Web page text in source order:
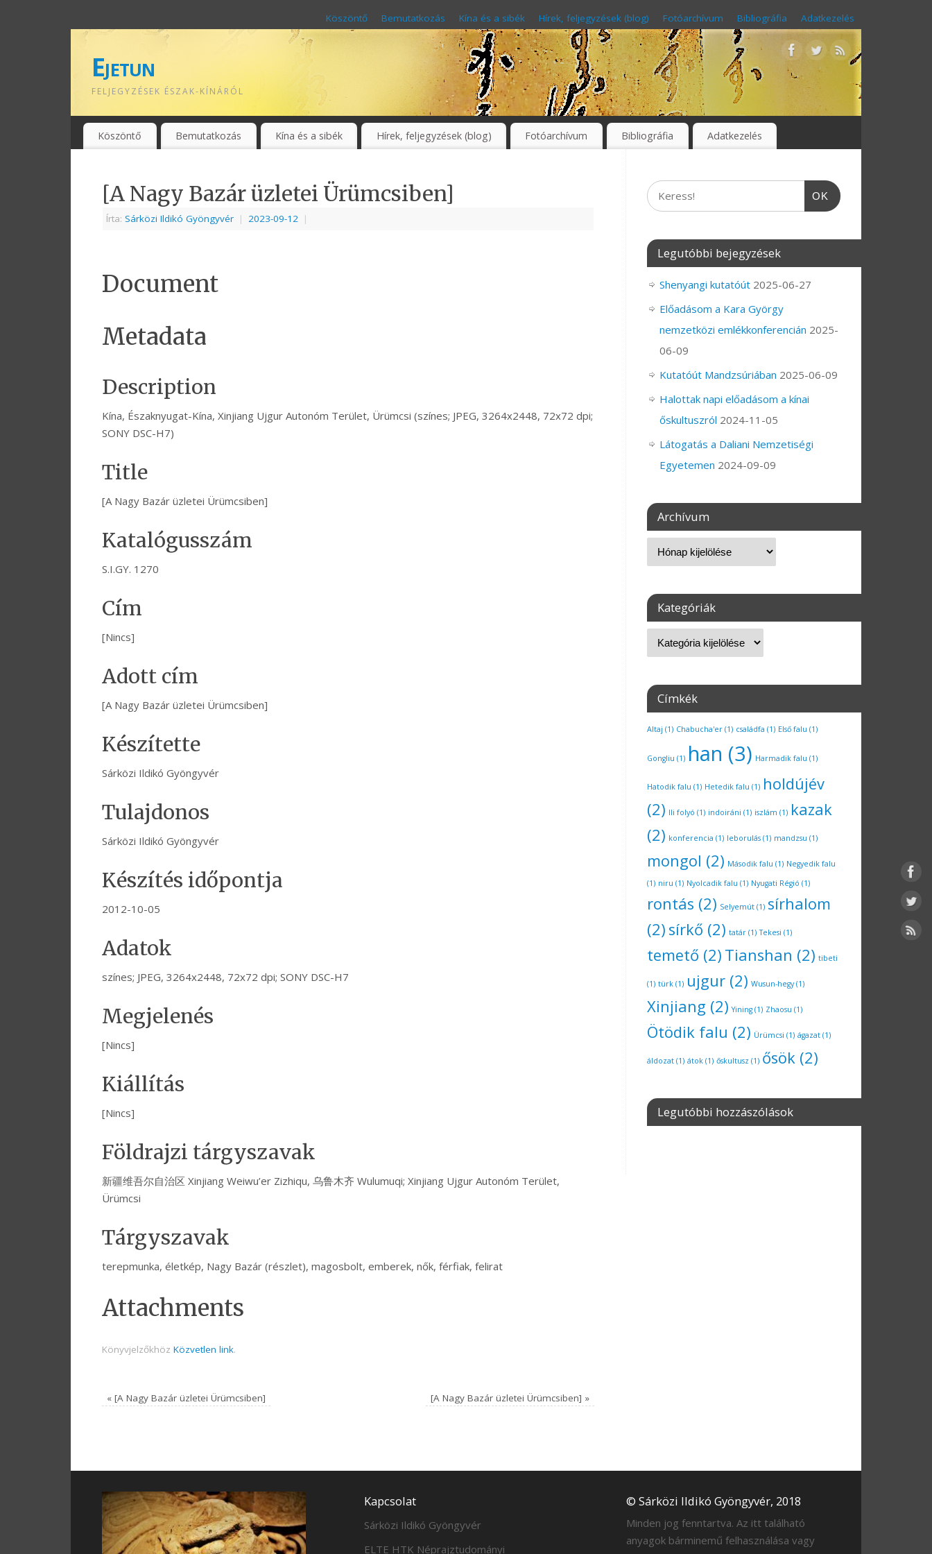
Köszöntő Bemutatkozás Kína és a sibék Hírek, feljegyzések (blog) Fotóarchívum Bibliográfia Adatkezelés
Ejetun
FELJEGYZÉSEK ÉSZAK-KÍNÁRÓL
Köszöntő Bemutatkozás Kína és a sibék Hírek, feljegyzések (blog) Fotóarchívum Bibliográfia Adatkezelés
[A Nagy Bazár üzletei Ürümcsiben]
Írta: Sárközi Ildikó Gyöngyvér | 2023-09-12 |
Document
Metadata
Description
Kína, Északnyugat-Kína, Xinjiang Ujgur Autonóm Terület, Ürümcsi (színes; JPEG, 3264x2448, 72x72 dpi;
SONY DSC-H7)
Title
[A Nagy Bazár üzletei Ürümcsiben]
Katalógusszám
S.I.GY. 1270
Cím
[Nincs]
Adott cím
[A Nagy Bazár üzletei Ürümcsiben]
Készítette
Sárközi Ildikó Gyöngyvér
Tulajdonos
Sárközi Ildikó Gyöngyvér
Készítés időpontja
2012-10-05
Adatok
színes; JPEG, 3264x2448, 72x72 dpi; SONY DSC-H7
Megjelenés
[Nincs]
Kiállítás
[Nincs]
Földrajzi tárgyszavak
新疆维吾尔自治区 Xinjiang Weiwu’er Zizhiqu, 乌鲁木齐 Wulumuqi; Xinjiang Ujgur Autonóm Terület,
Ürümcsi
Tárgyszavak
terepmunka, életkép, Nagy Bazár (részlet), magosbolt, emberek, nők, férfiak, felirat
Attachments
Könyvjelzőkhöz Közvetlen link.
« [A Nagy Bazár üzletei Ürümcsiben] [A Nagy Bazár üzletei Ürümcsiben] »
OK
Legutóbbi bejegyzések
Shenyangi kutatóút 2025-06-27
Előadásom a Kara György
nemzetközi emlékkonferencián 2025-
06-09
Kutatóút Mandzsúriában 2025-06-09
Halottak napi előadásom a kínai
őskultuszról 2024-11-05
Látogatás a Daliani Nemzetiségi
Egyetemen 2024-09-09
Archívum
Kategóriák
Címkék
Altaj (1) Chabucha'er (1) családfa (1) Első falu (1)
Gongliu (1) han (3) Harmadik falu (1)
Hatodik falu (1) Hetedik falu (1) holdújév
(2) Ili folyó (1) indoiráni (1) iszlám (1) kazak
(2) konferencia (1) leborulás (1) mandzsu (1)
mongol (2) Második falu (1) Negyedik falu
(1) niru (1) Nyolcadik falu (1) Nyugati Régió (1)
rontás (2) Selyemút (1) sírhalom
(2) sírkő (2) tatár (1) Tekesi (1)
temető (2) Tianshan (2) tibeti
(1) türk (1) ujgur (2) Wusun-hegy(1)
Xinjiang (2) Yining (1) Zhaosu (1)
Ötödik falu (2) Ürümcsi (1) ágazat (1)
áldozat (1) átok (1) őskultusz (1) ősök (2)
Legutóbbi hozzászólások
Kapcsolat
Sárközi Ildikó Gyöngyvér
ELTE HTK Néprajztudományi
© Sárközi Ildikó Gyöngyvér, 2018
Minden jog fenntartva. Az itt található
anyagok bárminemű felhasználása vagy